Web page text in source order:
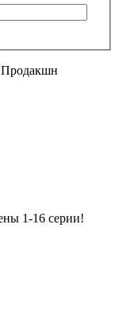
1-16 серии!